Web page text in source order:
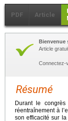
PDF Article
Bienvenue
Article
Connectez-
Résumé
Durant le
réentraînement à
son efficacité sur la